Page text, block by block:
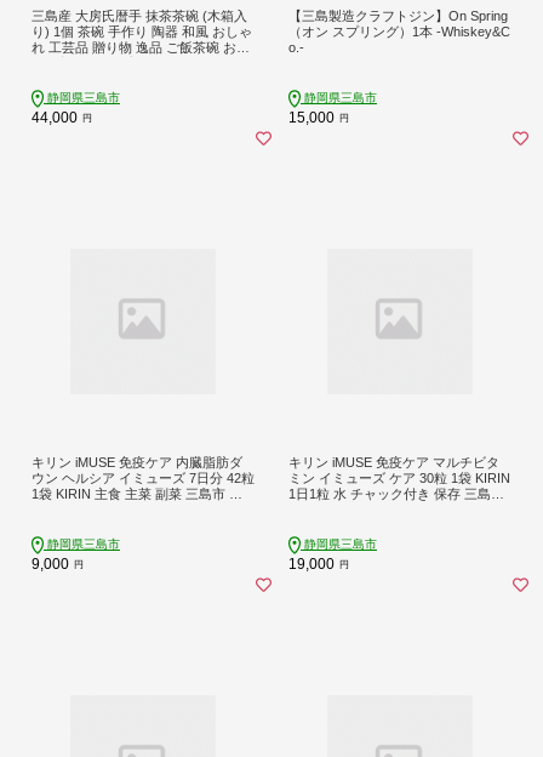
三島産 大房氏暦手 抹茶茶碗 (木箱入
り) 1個 茶碗 手作り 陶器 和風 おしゃ
れ 工芸品 贈り物 逸品 ご飯茶碗 お皿
食器 器 食卓 三島市 静岡県
静岡県三島市
44,000 円
【三島製造クラフトジン】On Spring
（オン スプリング）1本 -Whiskey&C
o.-
静岡県三島市
15,000 円
キリン iMUSE 免疫ケア 内臓脂肪ダ
ウン ヘルシア イミューズ 7日分 42粒
1袋 KIRIN 主食 主菜 副菜 三島市 静
静岡県三島市
9,000 円
キリン iMUSE 免疫ケア マルチビタ
ミン イミューズ ケア 30粒 1袋 KIRIN
1日1粒 水 チャック付き 保存 三島市
静岡県三島市
19,000 円